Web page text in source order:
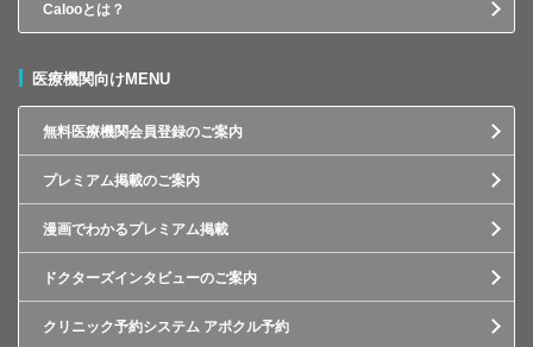
Calooとは？
医療機関向けMENU
無料医療機関会員登録のご案内
プレミアム掲載のご案内
漫画でわかるプレミアム掲載
ドクターズインタビューのご案内
クリニック予約システム アポクル予約